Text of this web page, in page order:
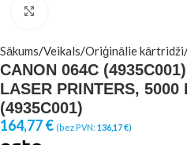
Sākums Veikals Oriģinālie kārtridži
CANON 064C
LASER PRINTERS, 5000
(4935C001)
164,77€ (bez PVN: 136,17€)